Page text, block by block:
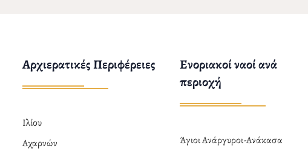
Αρχιερατικές Περιφέρειες
Ιλίου
Αχαρνών
Ενοριακοί ναοί ανά
περιοχή
Άγιοι Ανάργυροι-Ανάκασα